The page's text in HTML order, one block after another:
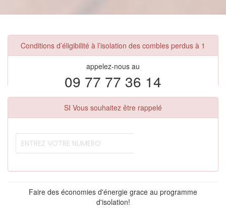
Conditions d’éligibilité à l’isolation des combles perdus à 1
appelez-nous au
09 77 77 36 14
SI Vous souhaitez être rappelé
Faire des économies d'énergie grace au programme
d'isolation!